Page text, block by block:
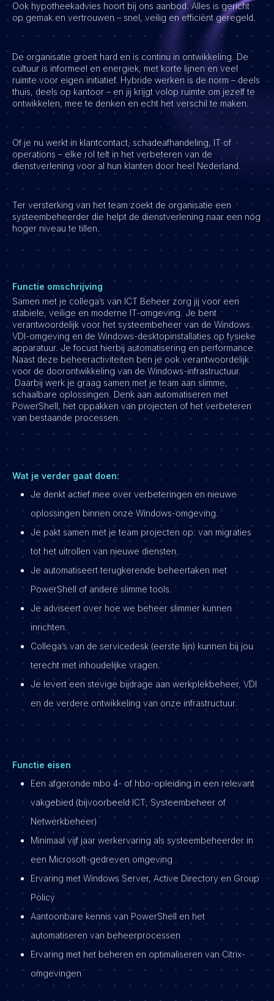
Ook hypotheekadvies hoort bij ons aanbod. Alles is gericht
op gemak en vertrouwen – snel, veilig en efficiënt geregeld.
De organisatie groeit hard en is continu in ontwikkeling. De
cultuur is informeel en energiek, met korte lijnen en veel
ruimte voor eigen initiatief. Hybride werken is de norm – deels
thuis, deels op kantoor – en jij krijgt volop ruimte om jezelf te
ontwikkelen, mee te denken en echt het verschil te maken.
Of je nu werkt in klantcontact, schadeafhandeling, IT of
operations – elke rol telt in het verbeteren van de
dienstverlening voor al hun klanten door heel Nederland.
Ter versterking van het team zoekt de organisatie een
systeembeheerder die helpt de dienstverlening naar een nóg
hoger niveau te tillen.
Functie omschrijving
Samen met je collega’s van ICT Beheer zorg jij voor een
stabiele, veilige en moderne IT-omgeving. Je bent
verantwoordelijk voor het systeembeheer van de Windows
VDI-omgeving en de Windows-desktopinstallaties op fysieke
apparatuur. Je focust hierbij automatisering en performance.
Naast deze beheeractiviteiten ben je ook verantwoordelijk
voor de doorontwikkeling van de Windows-infrastructuur.
Daarbij werk je graag samen met je team aan slimme,
schaalbare oplossingen. Denk aan automatiseren met
PowerShell, het oppakken van projecten of het verbeteren
van bestaande processen.
Wat je verder gaat doen:
Je denkt actief mee over verbeteringen en nieuwe
oplossingen binnen onze Windows-omgeving.
Je pakt samen met je team projecten op: van migraties
tot het uitrollen van nieuwe diensten.
Je automatiseert terugkerende beheertaken met
PowerShell of andere slimme tools.
Je adviseert over hoe we beheer slimmer kunnen
inrichten.
Collega’s van de servicedesk (eerste lijn) kunnen bij jou
terecht met inhoudelijke vragen.
Je levert een stevige bijdrage aan werkplekbeheer, VDI
en de verdere ontwikkeling van onze infrastructuur.
Functie eisen
Een afgeronde mbo 4- of hbo-opleiding in een relevant
vakgebied (bijvoorbeeld ICT, Systeembeheer of
Netwerkbeheer)
Minimaal vijf jaar werkervaring als systeembeheerder in
een Microsoft-gedreven omgeving
Ervaring met Windows Server, Active Directory en Group
Policy
Aantoonbare kennis van PowerShell en het
automatiseren van beheerprocessen
Ervaring met het beheren en optimaliseren van Citrix-
omgevingen